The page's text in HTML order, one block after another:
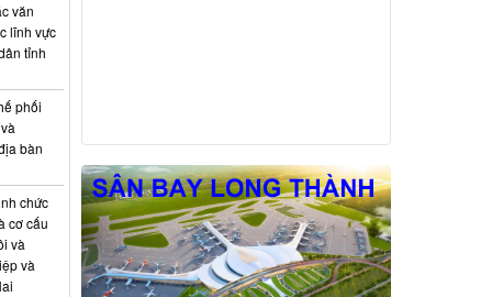
văn
lĩnh vực
tỉnh
phối
bàn
chức
cơ cấu
và
và